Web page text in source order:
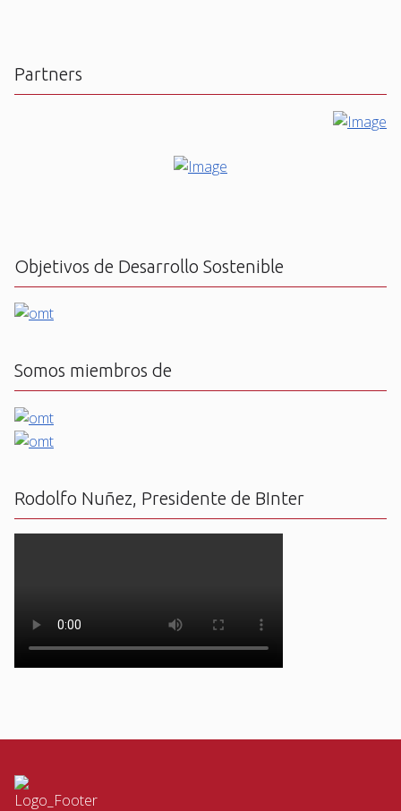
Partners
Objetivos de Desarrollo Sostenible
Somos miembros de
Rodolfo Nuñez, Presidente de BInter